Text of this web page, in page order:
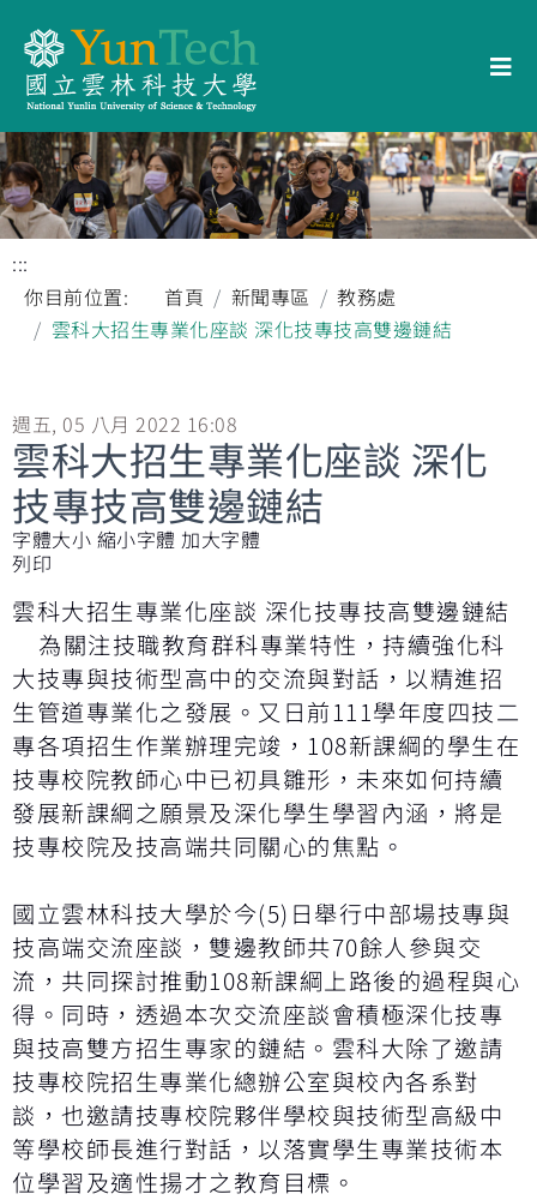
:::
你目前位置:
首頁 新聞專區
教務處
雲科大招生專業化座談 深化技專技高雙邊鏈結
週五, 05 八月 2022 16:08
雲科大招生專業化座談 深化
技專技高雙邊鏈結
字體大小 縮小字體 加大字體
列印
雲科大招生專業化座談 深化技專技高雙邊鏈結
為關注技職教育群科專業特性，持續強化科
大技專與技術型高中的交流與對話，以精進招
生管道專業化之發展。又日前111學年度四技二
專各項招生作業辦理完竣，108新課綱的學生在
技專校院教師心中已初具雛形，未來如何持續
發展新課綱之願景及深化學生學習內涵，將是
技專校院及技高端共同關心的焦點。
國立雲林科技大學於今(5)日舉行中部場技專與
技高端交流座談，雙邊教師共70餘人參與交
流，共同探討推動108新課綱上路後的過程與心
得。同時，透過本次交流座談會積極深化技專
與技高雙方招生專家的鏈結。雲科大除了邀請
技專校院招生專業化總辦公室與校內各系對
談，也邀請技專校院夥伴學校與技術型高級中
等學校師長進行對話，以落實學生專業技術本
位學習及適性揚才之教育目標。